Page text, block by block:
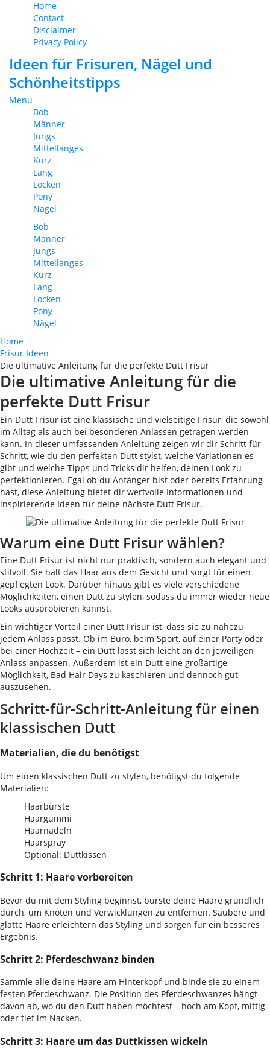
Home
Contact
Disclaimer
Privacy Policy
Ideen für Frisuren, Nägel und
Schönheitstipps
Menu
Bob
Männer
Jungs
Mittellanges
Kurz
Lang
Locken
Pony
Nägel
Bob
Männer
Jungs
Mittellanges
Kurz
Lang
Locken
Pony
Nägel
Home
Frisur Ideen
Die ultimative Anleitung für die perfekte Dutt Frisur
Die ultimative Anleitung für die
perfekte Dutt Frisur
Ein Dutt Frisur ist eine klassische und vielseitige Frisur, die sowohl
im Alltag als auch bei besonderen Anlässen getragen werden
kann. In dieser umfassenden Anleitung zeigen wir dir Schritt für
Schritt, wie du den perfekten Dutt stylst, welche Variationen es
gibt und welche Tipps und Tricks dir helfen, deinen Look zu
perfektionieren. Egal ob du Anfänger bist oder bereits Erfahrung
hast, diese Anleitung bietet dir wertvolle Informationen und
inspirierende Ideen für deine nächste Dutt Frisur.
Warum eine Dutt Frisur wählen?
Eine Dutt Frisur ist nicht nur praktisch, sondern auch elegant und
stilvoll. Sie hält das Haar aus dem Gesicht und sorgt für einen
gepflegten Look. Darüber hinaus gibt es viele verschiedene
Möglichkeiten, einen Dutt zu stylen, sodass du immer wieder neue
Looks ausprobieren kannst.
Ein wichtiger Vorteil einer Dutt Frisur ist, dass sie zu nahezu
jedem Anlass passt. Ob im Büro, beim Sport, auf einer Party oder
bei einer Hochzeit – ein Dutt lässt sich leicht an den jeweiligen
Anlass anpassen. Außerdem ist ein Dutt eine großartige
Möglichkeit, Bad Hair Days zu kaschieren und dennoch gut
auszusehen.
Schritt-für-Schritt-Anleitung für einen
klassischen Dutt
Materialien, die du benötigst
Um einen klassischen Dutt zu stylen, benötigst du folgende
Materialien:
Haarbürste
Haargummi
Haarnadeln
Haarspray
Optional: Duttkissen
Schritt 1: Haare vorbereiten
Bevor du mit dem Styling beginnst, bürste deine Haare gründlich
durch, um Knoten und Verwicklungen zu entfernen. Saubere und
glatte Haare erleichtern das Styling und sorgen für ein besseres
Ergebnis.
Schritt 2: Pferdeschwanz binden
Sammle alle deine Haare am Hinterkopf und binde sie zu einem
festen Pferdeschwanz. Die Position des Pferdeschwanzes hängt
davon ab, wo du den Dutt haben möchtest – hoch am Kopf, mittig
oder tief im Nacken.
Schritt 3: Haare um das Duttkissen wickeln